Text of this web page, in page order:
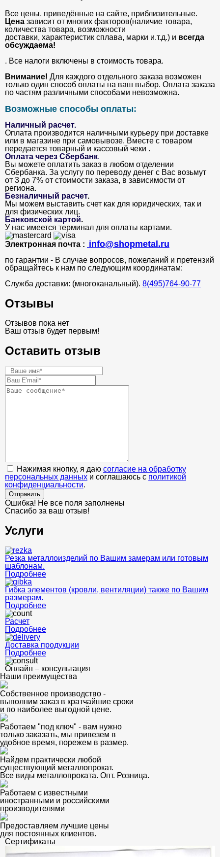
Все цены, приведённые на сайте, приблизительные.
Цена зависит от многих факторов(наличие товара,
количества товара, возможности
доставки, характеристик сплава, марки и.т.д.) и всегда
обсуждаема!
. Все налоги включены в стоимость товара.
Внимание! Для каждого отдельного заказа возможен
только один способ оплаты на ваш выбор. Оплата заказа
по частям различными способами невозможна.
Возможные способы оплаты:
Наличный расчет.
Оплата производится наличными курьеру при доставке
или в магазине при самовывозе. Вместе с товаром
передается товарный и кассовый чеки .
Оплата через Сбербанк.
Вы можете оплатить заказ в любом отделении
Сбербанка. За услугу по переводу денег с Вас возьмут
от 3 до 7% от стоимости заказа, в зависимости от
региона.
Безналичный расчет.
Мы можем выставить счет как для юридических, так и
для физических лиц.
Банковской картой.
У нас имеется терминал для оплаты картами.
Электронная почта : info@shopmetal.ru
по гарантии - В случае вопросов, пожеланий и претензий
обращайтесь к нам по следующим координатам:
Служба доставки: (многоканальный). 8(495)764-90-77
Отзывы
Отзывов пока нет
Ваш отзыв будет первым!
Оставить отзыв
Нажимая кнопку, я даю согласие на обработку
персональных данных и соглашаюсь с политикой
конфиденциальности.
Отправить
Ошибка! Не все поля заполнены
Спасибо за ваш отзыв!
Услуги
Резка металлоизделий по Вашим замерам или готовым
шаблонам.
Подробнее
Гибка элементов (кровли, вентиляции) также по Вашим
размерам.
Подробнее
Расчет
Подробнее
Доставка продукции
Подробнее
Онлайн – консультация
Наши преимущества
Собственное производство -
выполним заказ в кратчайшие сроки
и по наиболее выгодной цене.
Работаем "под ключ" - вам нужно
только заказать, мы привезем в
удобное время, порежем в размер.
Найдем практически любой
существующий металлопрокат.
Все виды металлопроката. Опт. Розница.
Работаем с известными
иностранными и российскими
производителями
Предоставляем лучшие цены
для постоянных клиентов.
Сертификаты